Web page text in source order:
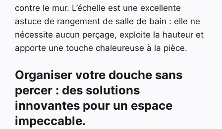
contre le mur. L’échelle est une excellente
astuce de rangement de salle de bain : elle ne
nécessite aucun perçage, exploite la hauteur et
apporte une touche chaleureuse à la pièce.
Organiser votre douche sans
percer : des solutions
innovantes pour un espace
impeccable.